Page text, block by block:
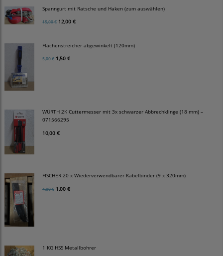
Spanngurt mit Ratsche und Haken (zum auswählen)
15,00 € 12,00 €
Flächenstreicher abgewinkelt (120mm)
5,00 € 1,50 €
WÜRTH 2K Cuttermesser mit 3x schwarzer Abbrechklinge (18 mm) –
071566295
10,00 €
FISCHER 20 x Wiederverwendbarer Kabelbinder (9 x 320mm)
4,00 € 1,00 €
1 KG HSS Metallbohrer